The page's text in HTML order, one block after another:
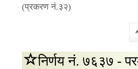
(प्रकरण नं.३२)
निर्णय नं. ७६३७ -